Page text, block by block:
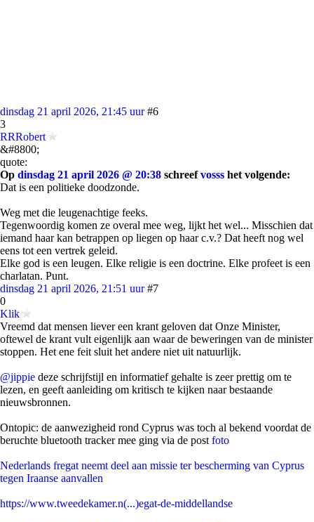
dinsdag 21 april 2026, 21:45 uur #6
3
RRRobert
&#8800;
quote:
Op dinsdag 21 april 2026 @ 20:38 schreefvosss het volgende:
Dat is een politieke doodzonde.
Weg met die leugenachtige feeks.
Tegenwoordig komen ze overal mee weg, lijkt het wel... Misschien dat
iemand haar kan betrappen op liegen op haar c.v.? Dat heeft nog wel
eens tot een vertrek geleid.
Elke god is een leugen. Elke religie is een doctrine. Elke profeet is een
charlatan. Punt.
dinsdag 21 april 2026, 21:51 uur #7
0
Klik
Vreemd dat mensen liever een krant geloven dat Onze Minister,
oftewel de krant vult eigenlijk aan waar de beweringen van de minister
stoppen. Het ene feit sluit het andere niet uit natuurlijk.
@jippie deze schrijfstijl en informatief gehalte is zeer prettig om te
lezen, en geeft aanleiding om kritisch te kijken naar bestaande
nieuwsbronnen.
Ontopic: de aanwezigheid rond Cyprus was toch al bekend voordat de
beruchte bluetooth tracker mee ging via de post foto
Nederlands fregat neemt deel aan missie ter bescherming van Cyprus
tegen Iraanse aanvallen
https://www.tweedekamer.n(...)egat-de-middellandse